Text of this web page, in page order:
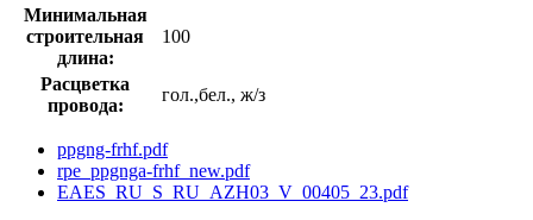
Минимальная
строительная
длина:
100
Расцветка
провода:
гол.,бел., ж/з
ppgng-frhf.pdf
rpe_ppgnga-frhf_new.pdf
EAES_RU_S_RU_AZH03_V_00405_23.pdf